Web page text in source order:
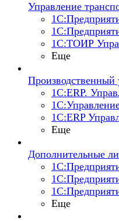
Управление
1С:ТОИР
Еще
Производственный
1С:ERP.
1С:ERP
Еще
Дополнительные
Еще